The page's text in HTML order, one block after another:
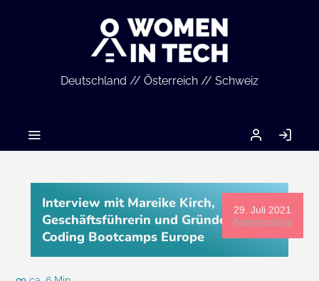
Deutschland // Österreich // Schweiz
MEIN
ACCOUNT
29. Juli 2021
Kommentare
Interview mit Mareike Kirch,
Geschäftsführerin und Gründerin von
Coding Bootcamps Europe